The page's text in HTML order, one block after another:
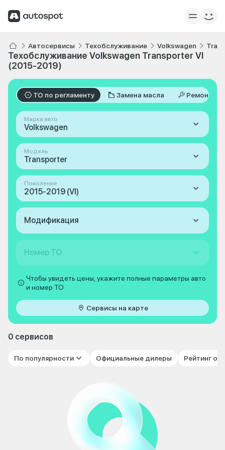
Автосервисы Техобслуживание Volkswagen
Техобслуживание Volkswagen Transporter VI
(2015-2019)
ТО по регламенту Замена масла Ремонт
Марка авто
Volkswagen
Модель
Transporter
Поколение
2015-2019 (VI)
Модификация
Номер ТО
Чтобы увидеть цены, укажите полные параметры авто
и номер ТО
Сервисы на карте
0 сервисов
По популярности Официальные дилеры Рейтинг